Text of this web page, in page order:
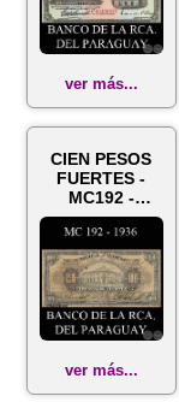
ver más...
CIEN PESOS
FUERTES -
MC192 -
FIRMA:
HARMONIO
GONZÁLEZ -
CARLOS PE...
ver más...